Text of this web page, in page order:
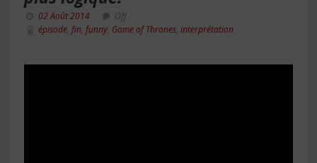
02 Août 2014
Off
épisode fin funny Game of Thrones interprétation